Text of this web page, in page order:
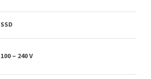
SSD
100 – 240 V